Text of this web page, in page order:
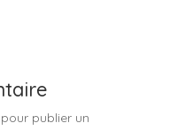
publier un